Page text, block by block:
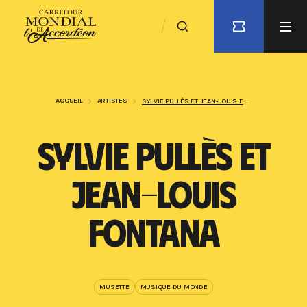
ACCUEIL ARTISTES
SYLVIE PULLÈS ET
JEAN-LOUIS
FONTANA
MUSETTE MUSIQUE DU MONDE